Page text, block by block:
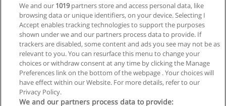
Siguiente
Página1de9
We and our 1019partners store and access personal data, like
browsing data or unique identifiers, on your device. Selecting I
Accept enables tracking technologies to support the purposes
shown under we and our partners process data to provide. If
trackers are disabled, some content and ads you see may not be as
relevant to you. You can resurface this menu to change your
choices or withdraw consent at any time by clicking the Manage
Preferences link on the bottom of the webpage . Your choices will
have effect within our Website. For more details, refer to our
Privacy Policy.
We and our partners process data to provide: